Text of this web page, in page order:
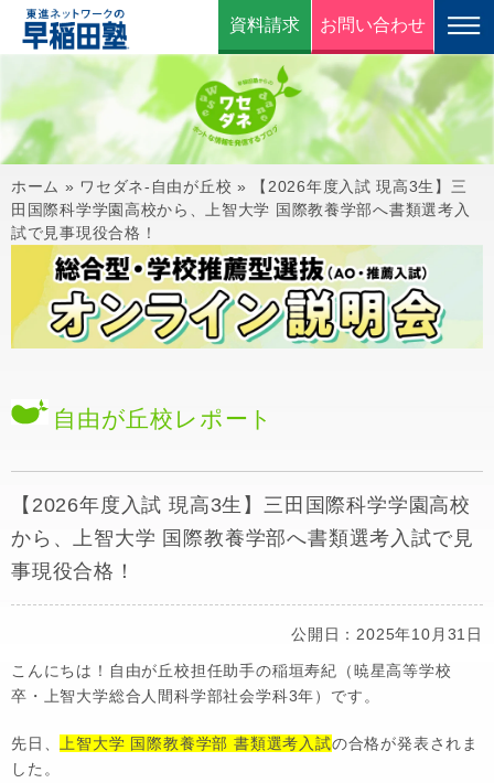
資料請求 お問い合わせ
ホーム » ワセダネ-自由が丘校 »
【2026年度入試 現高3生】三
田国際科学学園高校から、上智大学 国際教養学部へ書類選考入
試で見事現役合格！
自由が丘校 レポート
【2026年度入試 現高3生】三田国際科学学園高校
から、上智大学 国際教養学部へ書類選考入試で見
事現役合格！
公開日：2025年10月31日
こんにちは！自由が丘校担任助手の稲垣寿紀（暁星高等学校
卒・上智大学総合人間科学部社会学科3年）です。
先日、 上智大学 国際教養学部 書類選考入試の合格が発表されま
した。